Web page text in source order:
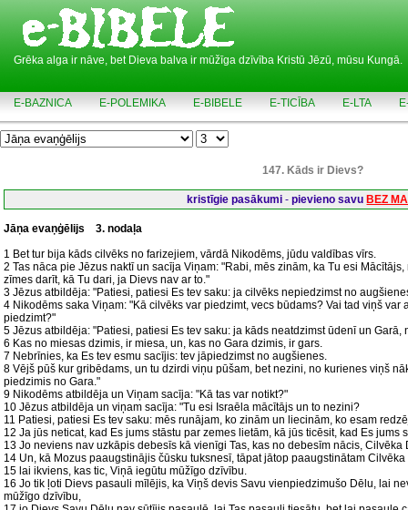
Grēka alga ir nāve, bet Dieva balva ir mūžīga dzīvība Kristū Jēzū, mūsu Kungā.
E-BAZNICA E-POLEMIKA E-BIBELE E-TICĪBA E-LTA
147. Kāds ir Dievs?
kristīgie pasākumi -pievieno savu BEZ
Jāņa evaņģēlijs
3. nodaļa
1 Bet tur bija kāds cilvēks no farizejiem, vārdā Nikodēms, jūdu valdības vīrs.
2 Tas nāca pie Jēzus naktī un sacīja Viņam: "Rabi, mēs zinām, ka Tu esi
zīmes darīt, kā Tu dari, ja Dievs nav ar to."
3 Jēzus atbildēja: "Patiesi, patiesi Es tev saku: ja cilvēks nepiedzimst no
4 Nikodēms saka Viņam: "Kā cilvēks var piedzimt, vecs būdams? Vai tad viņš var
piedzimt?"
5 Jēzus atbildēja: "Patiesi, patiesi Es tev saku: ja kāds neatdzimst ūdenī un Garā,
6 Kas no miesas dzimis, ir miesa, un, kas no Gara dzimis, ir gars.
7 Nebrīnies, ka Es tev esmu sacījis: tev jāpiedzimst no augšienes.
8 Vējš pūš kur gribēdams, un tu dzirdi viņu pūšam, bet nezini, no kurienes viņš
piedzimis no Gara."
9 Nikodēms atbildēja un Viņam sacīja: "Kā tas var notikt?"
10 Jēzus atbildēja un viņam sacīja: "Tu esi Israēla mācītājs un to nezini?
11 Patiesi, patiesi Es tev saku: mēs runājam, ko zinām un liecinām, ko esam
12 Ja jūs neticat, kad Es jums stāstu par zemes lietām, kā jūs ticēsit, kad Es jums
13 Jo neviens nav uzkāpis debesīs kā vienīgi Tas, kas no debesīm nācis, Cilvēka
14 Un, kā Mozus paaugstinājis čūsku tuksnesī, tāpat jātop paaugstinātam Cilvēka
15 lai ikviens, kas tic, Viņā iegūtu mūžīgo dzīvību.
16 Jo tik ļoti Dievs pasauli mīlējis, ka Viņš devis Savu vienpiedzimušo Dēlu, lai
mūžīgo dzīvību,